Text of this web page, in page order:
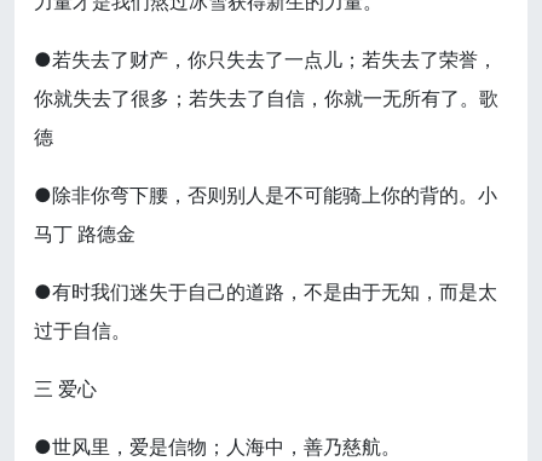
●若失去了财产，你只失去了一点儿；若失去了荣誉，
你就失去了很多；若失去了自信，你就一无所有了。歌
德
●除非你弯下腰，否则别人是不可能骑上你的背的。小
马丁 路德金
●有时我们迷失于自己的道路，不是由于无知，而是太
过于自信。
三 爱心
●世风里，爱是信物；人海中，善乃慈航。